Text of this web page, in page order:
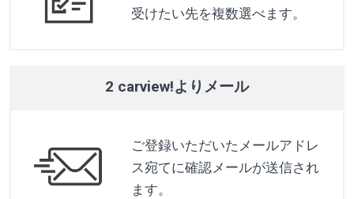
受けたい先を複数選べます。
2 carview!よりメール
ご登録いただいたメールアドレ
ス宛てに確認メールが送信され
ます。